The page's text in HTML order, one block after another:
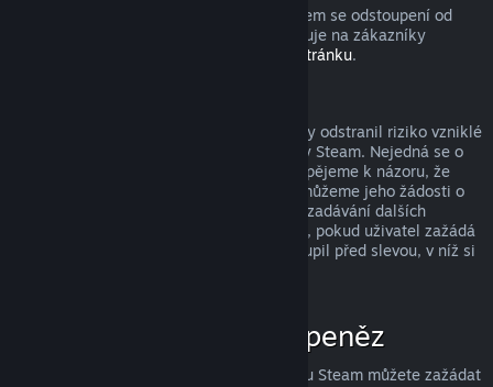
Pokud se chcete dozvědět, jakým způsobem se odstoupení od
smlouvy podle práva Evropské unie vztahuje na zákazníky
tuto stránku.
Systém vracení peněz byl navržen tak, aby odstranil riziko vzniklé
při nakupování produktů v obchodě služby Steam. Nejedná se o
způsob, jak získat hry zdarma! Pokud dospějeme k názoru, že
některý uživatel tento systém zneužívá, můžeme jeho žádosti o
vrácení peněz zamítnout a znemožnit mu zadávání dalších
žádostí. Za zneužití nepovažujeme případ, pokud uživatel zažádá
o vrácení peněz za produkt, který si zakoupil před slevou, v níž si
Jak zažádat o vrácení peněz
O vrácení peněz či jinou pomoc se službou Steam můžete zažádat